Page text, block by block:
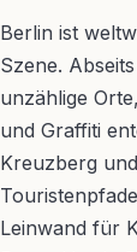
Berlin ist
Szene.
unzählige
und Graffiti
Kreuzberg
Leinwand für